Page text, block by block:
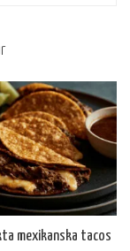
mexikanska tacos